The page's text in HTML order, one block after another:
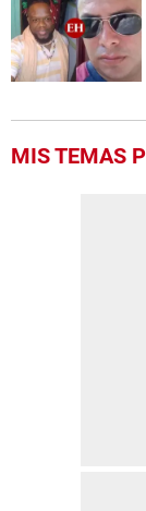
MIS TEMAS